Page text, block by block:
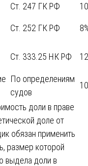
Ст. 247 ГК РФ
Ст. 252 ГК РФ
Ст. 333.25 НК РФ
По определениям
судов
доли в праве
доле от
обязан применить
размер которой
выдела доли в